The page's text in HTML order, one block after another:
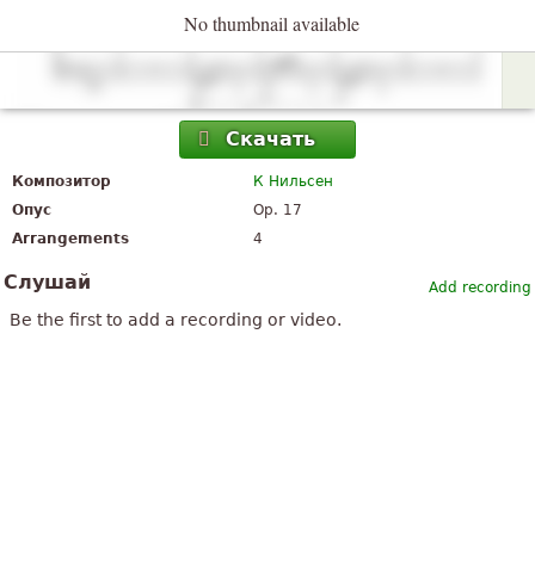
No thumbnail available
Скачать
Композитор
К Нильсен
Опус
Op. 17
Arrangements
4
Add recording
Слушай
Be the first to add a recording or video.